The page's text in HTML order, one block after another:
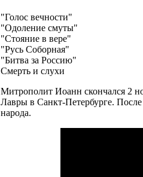
"Голос вечности"
"Одоление смуты"
"Стояние в вере"
"Русь Соборная"
"Битва за Россию"
Смерть и слухи
Митрополит Иоанн скончался 2
Лавры в Санкт-Петербурге.
народа.